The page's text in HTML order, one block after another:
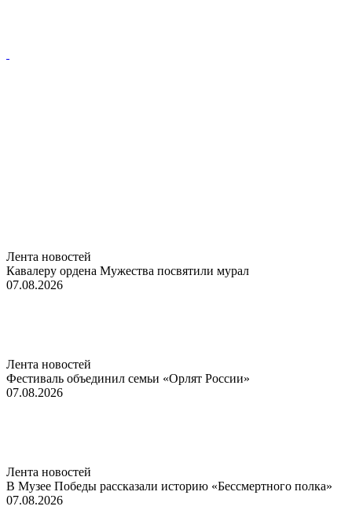
Лента новостей
Кавалеру ордена Мужества посвятили мурал
07.08.2026
Лента новостей
Фестиваль объединил семьи «Орлят России»
07.08.2026
Лента новостей
В Музее Победы рассказали историю «Бессмертного полка»
07.08.2026